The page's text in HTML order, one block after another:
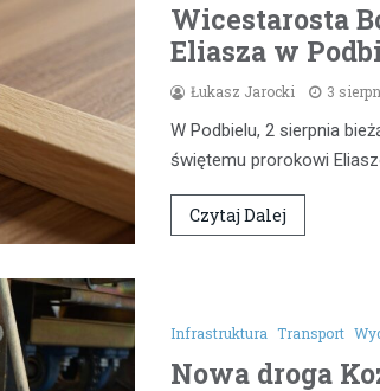
Wicestarosta
Eliasza w
Łukasz Jarocki 3
W Podbielu, 2 sierpnia
świętemu prorokowi
Czytaj Dalej
Infrastruktura Transport
Nowa droga